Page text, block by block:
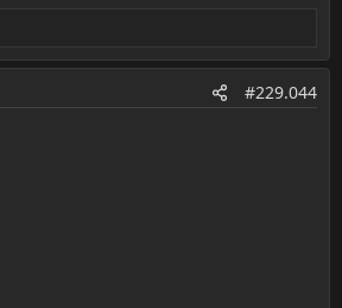
#229.044